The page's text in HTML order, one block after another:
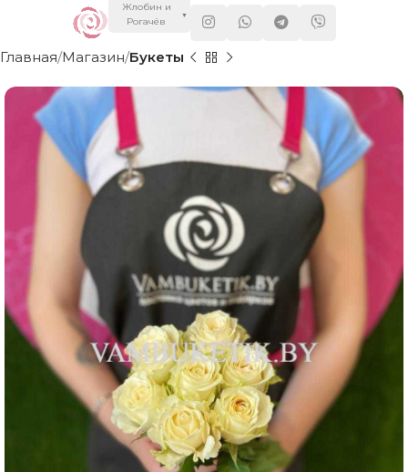
Жлобин и
Рогачёв
▼
Главная Магазин Букеты